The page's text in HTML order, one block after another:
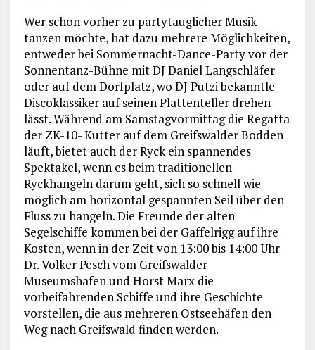
Wer schon vorher zu partytauglicher Musik
tanzen möchte, hat dazu mehrere Möglichkeiten,
entweder bei Sommernacht-Dance-Party vor der
Sonnentanz-Bühne mit DJ Daniel Langschläfer
oder auf dem Dorfplatz, wo DJ Putzi bekanntle
Discoklassiker auf seinen Plattenteller drehen
lässt. Während am Samstagvormittag die Regatta
der ZK-10- Kutter auf dem Greifswalder Bodden
läuft, bietet auch der Ryck ein spannendes
Spektakel, wenn es beim traditionellen
Ryckhangeln darum geht, sich so schnell wie
möglich am horizontal gespannten Seil über den
Fluss zu hangeln. Die Freunde der alten
Segelschiffe kommen bei der Gaffelrigg auf ihre
Kosten, wenn in der Zeit von 13:00 bis 14:00 Uhr
Dr. Volker Pesch vom Greifswalder
Museumshafen und Horst Marx die
vorbeifahrenden Schiffe und ihre Geschichte
vorstellen, die aus mehreren Ostseehäfen den
Weg nach Greifswald finden werden.